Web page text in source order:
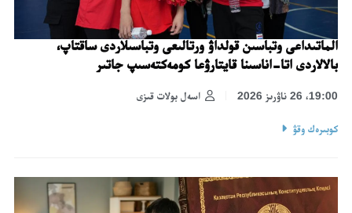
الماتىداعى وتباسىن قولداۋ ورتالىعى وتباسىلاردى ساقتاپ،
بالالاردى اتا-اناسىنا قايتارۋعا كومەكتەسىپ جاتىر
اسەل بولات قىزى 19:00، 26 ناۋرىز 2026
كوبىرەك وقۋ